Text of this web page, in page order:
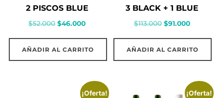
2 PISCOS BLUE
$52.000 El
original
$46.000El
actual
AÑADIR AL CARRITO
3 BLACK + 1 BLUE
$113.000 El
original
$91.000El
actual
AÑADIR AL CARRITO
¡Oferta! ¡Oferta!